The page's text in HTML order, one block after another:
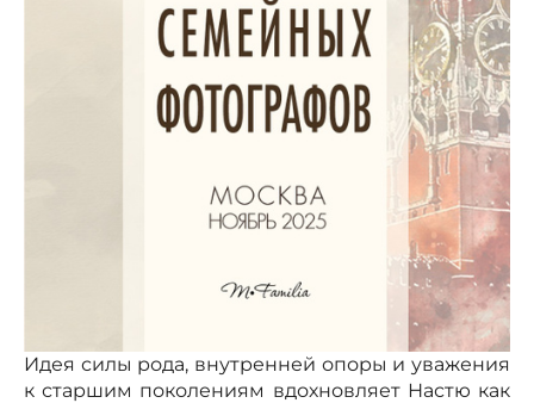
Идея силы рода, внутренней опоры и уважения
к старшим поколениям вдохновляет Настю как